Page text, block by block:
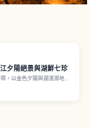
夕陽絕景與湖鮮七珍
，以金色夕陽與湖濱濕地景
鰻魚等「宍道湖七珍」湖產
文章介紹人氣夕陽觀景點與
行車路線、七珍料理的推薦